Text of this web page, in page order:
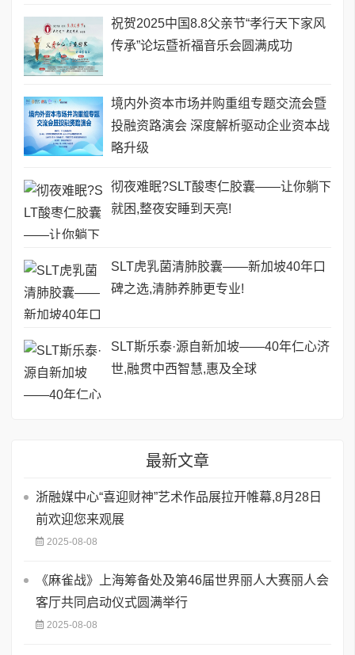
祝贺2025中国8.8父亲节“孝行天下家风
传承”论坛暨祈福音乐会圆满成功
境内外资本市场并购重组专题交流会暨
投融资路演会 深度解析驱动企业资本战
略升级
彻夜难眠?SLT酸枣仁胶囊——让你躺下
就困,整夜安睡到天亮!
SLT虎乳菌清肺胶囊——新加坡40年口
碑之选,清肺养肺更专业!
SLT斯乐泰·源自新加坡——40年仁心济
世,融贯中西智慧,惠及全球
最新文章
浙融媒中心“喜迎财神”艺术作品展拉开帷幕,8月28日
前欢迎您来观展
2025-08-08
《麻雀战》上海筹备处及第46届世界丽人大赛丽人会
客厅共同启动仪式圆满举行
2025-08-08